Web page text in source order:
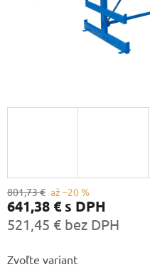
801,73 € až –20 %
641,38 €s DPH
521,45 € bez DPH
cena:
Zvoľte variant